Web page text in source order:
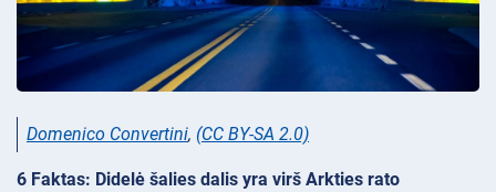
Domenico Convertini, (CC BY-SA 2.0)
6 Faktas: Didelė šalies dalis yra virš Arkties rato